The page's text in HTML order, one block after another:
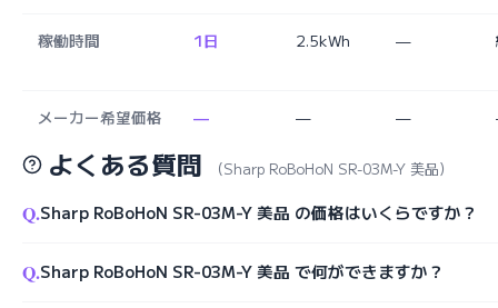
稼働時間 1日 2.5kWh —
メーカー希望価格 — — —
よくある質問 （Sharp RoBoHoN SR-03M-Y 美品）
Q.Sharp RoBoHoN SR-03M-Y 美品 の価格はいくらですか？
Q.Sharp RoBoHoN SR-03M-Y 美品 で何ができますか？